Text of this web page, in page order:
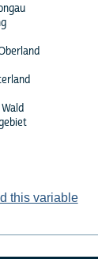
this variable